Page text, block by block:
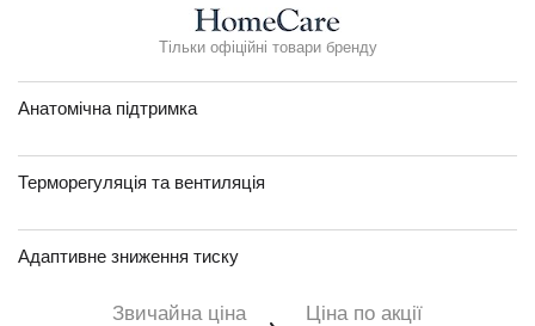
Тільки офіційні товари бренду
Анатомічна підтримка
Терморегуляція та вентиляція
Адаптивне зниження тиску
Звичайна ціна Ціна по акції